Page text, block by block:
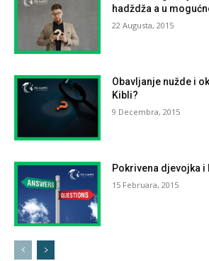
hadždža a u
22 Augusta, 2015
Obavljanje nužde i
Kibli?
9 Decembra, 2015
Pokrivena djevojka
15 Februara, 2015